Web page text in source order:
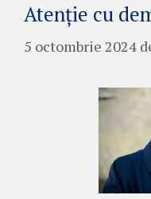
Atenție cu
5 octombrie 2024